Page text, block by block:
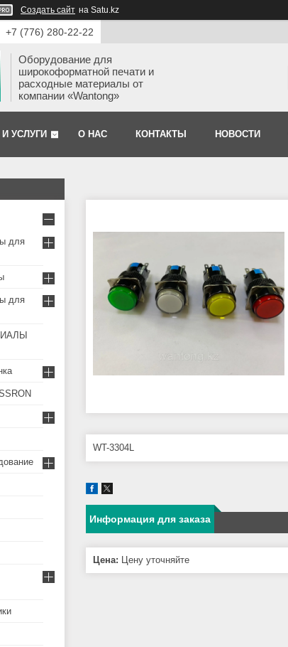
Создать сайт на Satu.kz
+7 (776) 280-22-22
Оборудование для
широкоформатной печати и
расходные материалы от
компании «Wantong»
УСЛУГИ О НАС КОНТАКТЫ НОВОСТИ
WT-3304L
Информация для заказа
Цена: Цену уточняйте
для
для